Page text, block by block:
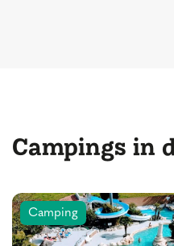
Campings in
Camping